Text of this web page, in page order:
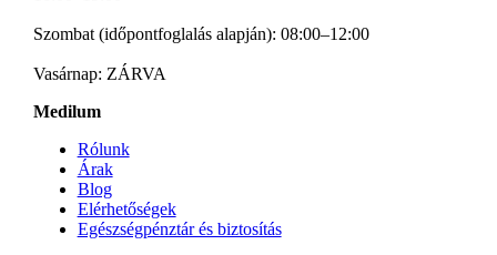
Szombat (időpontfoglalás alapján): 08:00–12:00
Vasárnap: ZÁRVA
Medilum
Rólunk
Árak
Blog
Elérhetőségek
Egészségpénztár és biztosítás